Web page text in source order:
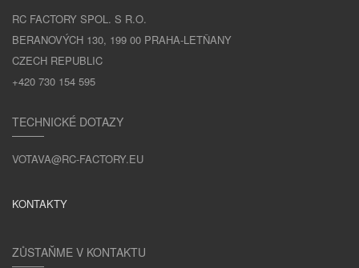
RC FACTORY SPOL. S R.O.
BERANOVÝCH 130, 199 00 PRAHA-LETŇANY
CZECH REPUBLIC
+420 730 154 595
TECHNICKÉ DOTAZY
VOTAVA@RC-FACTORY.EU
KONTAKTY
ZŮSTAŇME V KONTAKTU